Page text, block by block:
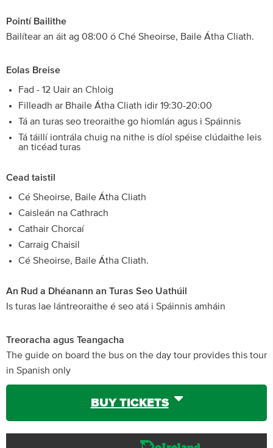
Pointí Bailithe
Bailítear an áit ag 08:00 ó Ché Sheoirse, Baile Átha Cliath.
Eolas Breise
Fad - 12 Uair an Chloig
Filleadh ar Bhaile Átha Cliath idir 19:30-20:00
Tá an turas seo treoraithe go hiomlán agus i Spáinnis
Tá táillí iontrála chuig na nithe is díol spéise clúdaithe leis
an ticéad turas
Cead taistil
Cé Sheoirse, Baile Átha Cliath
Caisleán na Cathrach
Cathair Chorcaí
Carraig Chaisil
Cé Sheoirse, Baile Átha Cliath.
An Rud a Dhéanann an Turas Seo Uathúil
Is turas lae lántreoraithe é seo atá i Spáinnis amháin
Treoracha agus Teangacha
The guide on board the bus on the day tour provides this tour
in Spanish only
BUY TICKETS